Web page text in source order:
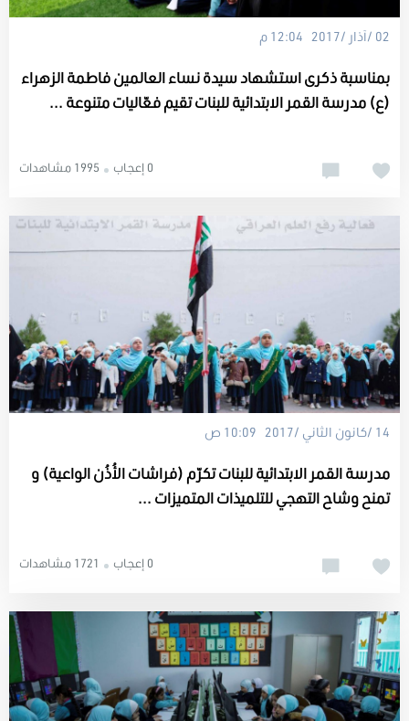
02 /آذار /2017 12:04 م
بمناسبة ذكرى استشهاد سيدة نساء العالمين فاطمة الزهراء
(ع) مدرسة القمر الابتدائية للبنات تقيم فعّاليات متنوعة ...
1995 مشاهدات 0 إعجاب
14 /كانون الثاني /2017 10:09 ص
مدرسة القمر الابتدائية للبنات تكرّم (فراشات الأُذُن الواعية) و
تمنح وشاح التهجي للتلميذات المتميزات ...
1721 مشاهدات 0 إعجاب